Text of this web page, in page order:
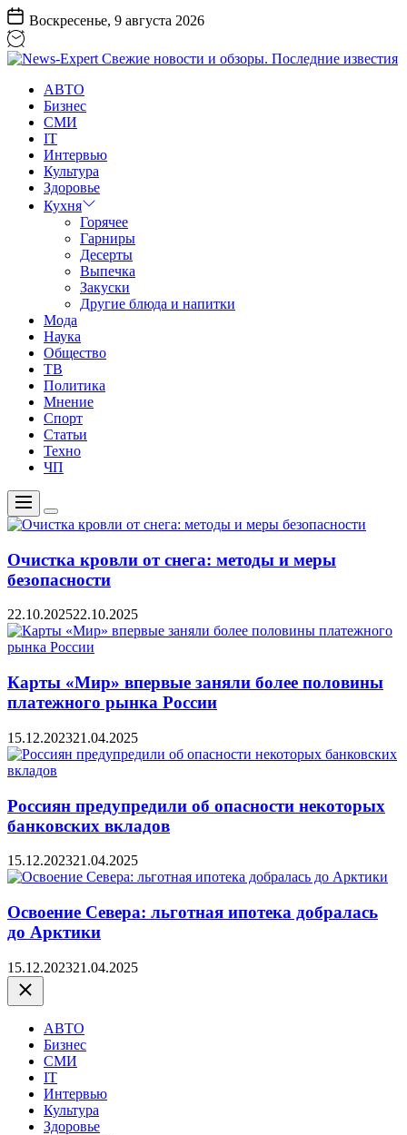
Перейти
к
содержанию
Воскресенье, 9 августа 2026
Expert
Свежие
новости
обзоры.
Последние
известия
АВТО
Бизнес
СМИ
IT
Интервью
Культура
Здоровье
Кухня
Горячее
Гарниры
Десерты
Выпечка
Закуски
Другие блюда и напитки
Мода
Наука
Общество
ТВ
Политика
Мнение
Спорт
Статьи
Техно
ЧП
Меню
Цвет
переключателя
Очистка кровли от снега: методы и меры
безопасности
22.10.202522.10.2025
Карты «Мир» впервые заняли более половины
платежного рынка России
15.12.202321.04.2025
Россиян предупредили об опасности некоторых
банковских вкладов
15.12.202321.04.2025
Освоение Севера: льготная ипотека добралась
до Арктики
15.12.202321.04.2025
Закрыть
АВТО
Бизнес
СМИ
IT
Интервью
Культура
Здоровье